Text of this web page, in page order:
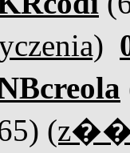
(z��